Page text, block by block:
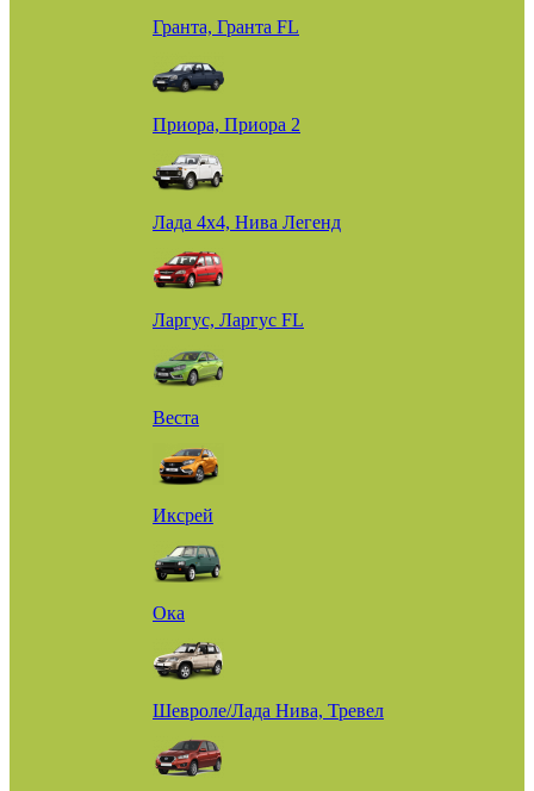
Гранта, Гранта FL
Приора, Приора 2
Лада 4х4, Нива Легенд
Ларгус, Ларгус FL
Веста
Иксрей
Ока
Шевроле/Лада Нива, Тревел